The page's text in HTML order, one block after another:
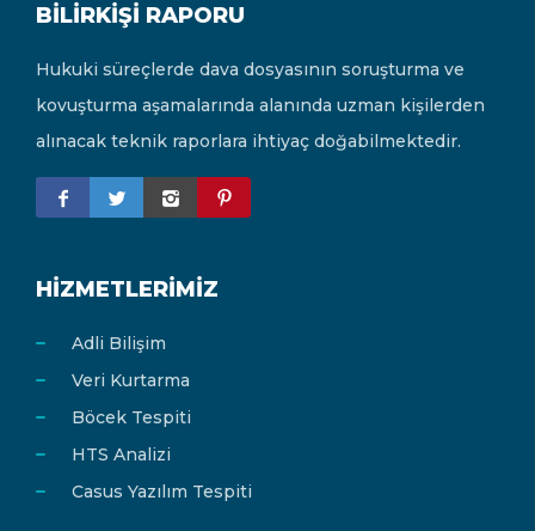
BILIRKIŞI RAPORU
Hukuki süreçlerde dava dosyasının soruşturma ve
kovuşturma aşamalarında alanında uzman kişilerden
alınacak teknik raporlara ihtiyaç doğabilmektedir.
HIZMETLERIMIZ
Adli Bilişim
Veri Kurtarma
Böcek Tespiti
HTS Analizi
Casus Yazılım Tespiti